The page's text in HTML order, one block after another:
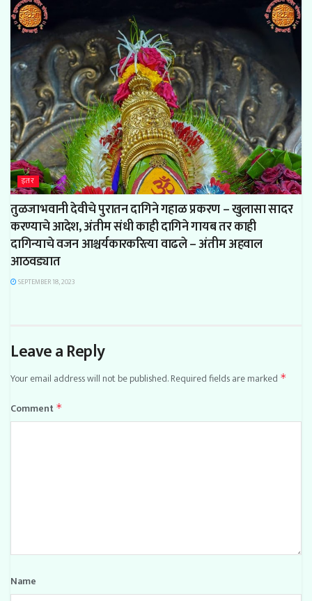
इतर
तुळजाभवानी देवीचे पुरातन दागिने गहाळ प्रकरण – खुलासा सादर
करण्याचे आदेश, अंतीम संधी काही दागिने गायब तर काही
दागिन्याचे वजन आश्चर्यकारकरित्या वाढले – अंतीम अहवाल
आठवड्यात
SEPTEMBER 18, 2023
Leave a Reply
Your email address will not be published.Required fields are marked *
Comment *
Name